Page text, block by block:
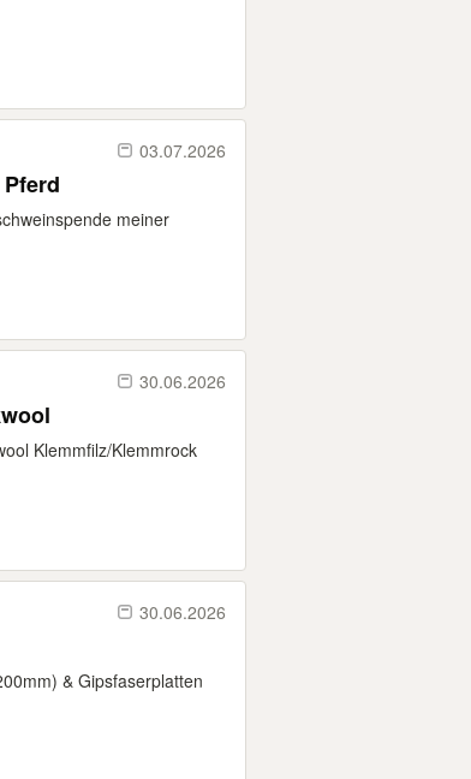
03.07.2026
meiner
30.06.2026
Klemmfilz/Klemmrock
30.06.2026
& Gipsfaserplatten